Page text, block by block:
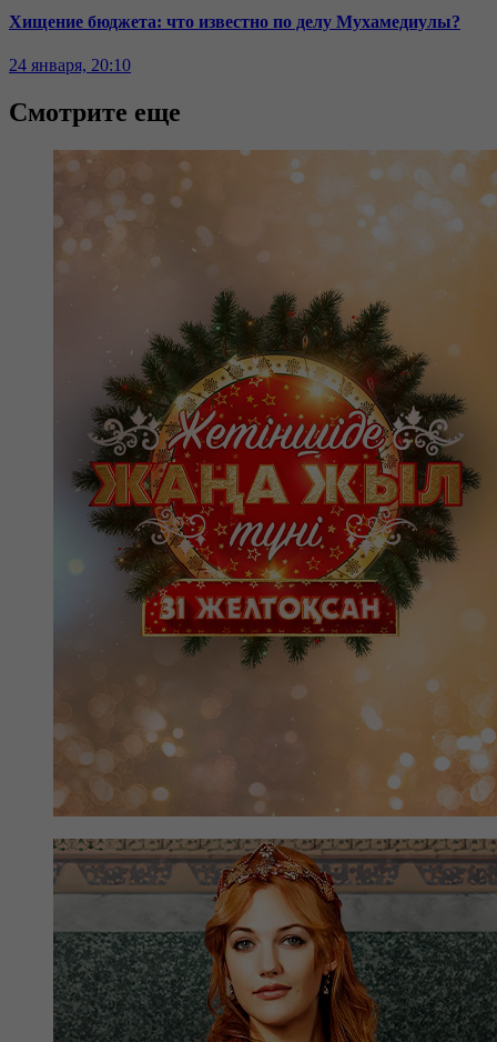
Хищение бюджета: что известно по делу Мухамедиулы?
24 января, 20:10
Смотрите еще